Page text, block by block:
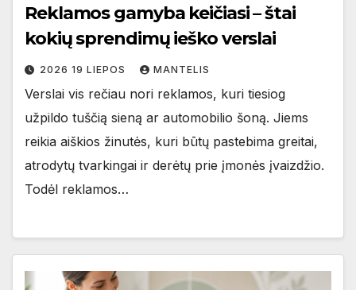
Reklamos gamyba keičiasi – štai
kokių sprendimų ieško verslai
2026 19 LIEPOS MANTELIS
Verslai vis rečiau nori reklamos, kuri tiesiog
užpildo tuščią sieną ar automobilio šoną. Jiems
reikia aiškios žinutės, kuri būtų pastebima greitai,
atrodytų tvarkingai ir derėtų prie įmonės įvaizdžio.
Todėl reklamos…